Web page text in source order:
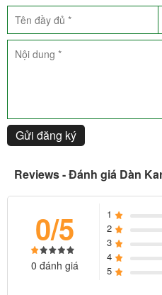
Gửi đăng ký
0/5
0 đánh giá
1
2
3
4
5